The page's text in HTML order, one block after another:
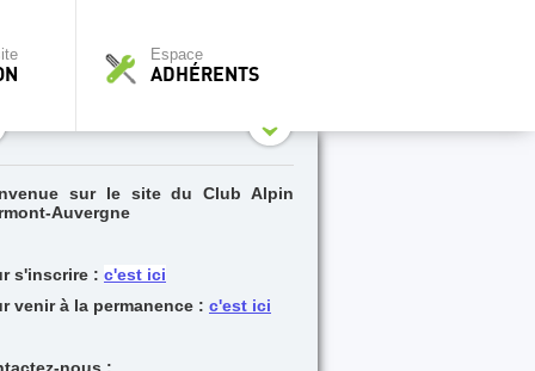
Espace
ADHÉRENTS
sur le site du Club Alpin
Auvergne
s'inscrire : c'est ici
venir à la permanence : c'est ici